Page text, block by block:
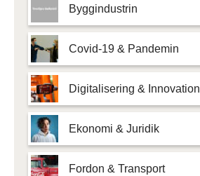
Byggindustrin
Covid-19 & Pandemin
Digitalisering & Innovation
Ekonomi & Juridik
Fordon & Transport